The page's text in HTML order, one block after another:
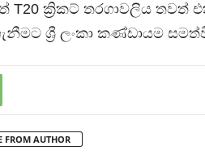
T20 ක්‍රිකට් තරගාවලිය තවත්
ශ්‍රී ලංකා කණ්ඩායම
FROM AUTHOR